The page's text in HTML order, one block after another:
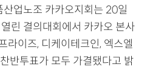
업노조 카카오지회는 20일
린 결의대회에서 카카오 본사
라이즈, 디케이테크인, 엑스엘
반투표가 모두 가결됐다고 밝